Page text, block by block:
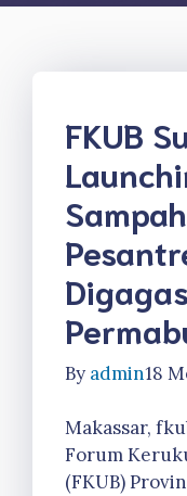
FKUB
By admin18
Makassar,
Forum
(FKUB)